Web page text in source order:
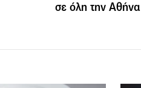
σε όλη την Αθήνα